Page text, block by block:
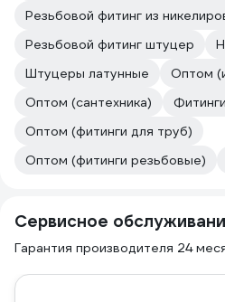
Резьбовой фитинг из
Резьбовой фитинг штуцер
Штуцеры латунные
Оптом
Оптом (сантехника)
Оптом (фитинги для труб)
Оптом (фитинги резьбовые)
Сервисное
Гарантия производителя 24